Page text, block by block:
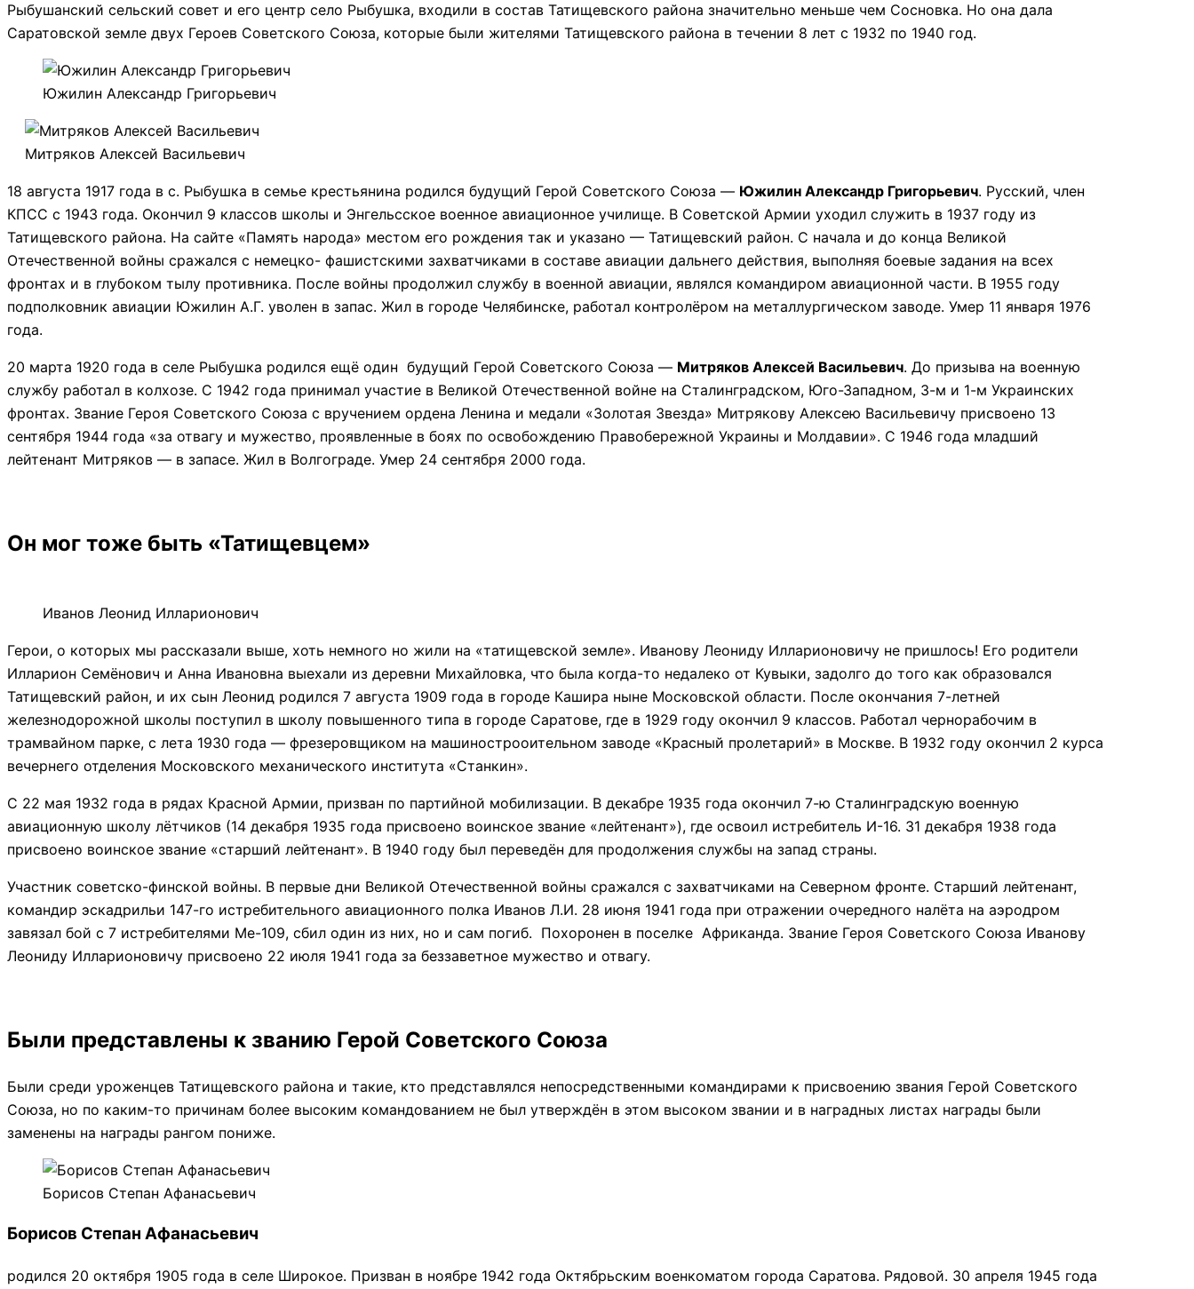
Рыбушанский сельский совет и его центр село Рыбушка, входили в состав Татищевского района значительно меньше чем Сосновка. Но она дала
Саратовской земле двух Героев Советского Союза, которые были жителями Татищевского района в течении 8 лет с 1932 по 1940 год.
Южилин Александр Григорьевич
Митряков Алексей Васильевич
18 августа 1917 года в с. Рыбушка в семье крестьянина родился будущий Герой Советского Союза — Южилин Александр Григорьевич. Русский, член
КПСС с 1943 года. Окончил 9 классов школы и Энгельсское военное авиационное училище. В Советской Армии уходил служить в 1937 году из
Татищевского района. На сайте «Память народа» местом его рождения так и указано — Татищевский район. С начала и до конца Великой
Отечественной войны сражался с немецко- фашистскими захватчиками в составе авиации дальнего действия, выполняя боевые задания на всех
фронтах и в глубоком тылу противника. После войны продолжил службу в военной авиации, являлся командиром авиационной части. В 1955 году
подполковник авиации Южилин А.Г. уволен в запас. Жил в городе Челябинске, работал контролёром на металлургическом заводе. Умер 11 января 1976
года.
20 марта 1920 года в селе Рыбушка родился ещё один будущий Герой Советского Союза — Митряков Алексей Васильевич. До призыва на военную
службу работал в колхозе. С 1942 года принимал участие в Великой Отечественной войне на Сталинградском, Юго-Западном, 3-м и 1-м Украинских
фронтах. Звание Героя Советского Союза с вручением ордена Ленина и медали «Золотая Звезда» Митрякову Алексею Васильевичу присвоено 13
сентября 1944 года «за отвагу и мужество, проявленные в боях по освобождению Правобережной Украины и Молдавии». С 1946 года младший
лейтенант Митряков — в запасе. Жил в Волгограде. Умер 24 сентября 2000 года.
Он мог тоже быть «Татищевцем»
Иванов Леонид Илларионович
Герои, о которых мы рассказали выше, хоть немного но жили на «татищевской земле». Иванову Леониду Илларионовичу не пришлось! Его родители
Илларион Семёнович и Анна Ивановна выехали из деревни Михайловка, что была когда-то недалеко от Кувыки, задолго до того как образовался
Татищевский район, и их сын Леонид родился 7 августа 1909 года в городе Кашира ныне Московской области. После окончания 7-летней
железнодорожной школы поступил в школу повышенного типа в городе Саратове, где в 1929 году окончил 9 классов. Работал чернорабочим в
трамвайном парке, с лета 1930 года — фрезеровщиком на машинострооительном заводе «Красный пролетарий» в Москве. В 1932 году окончил 2 курса
вечернего отделения Московского механического института «Станкин».
С 22 мая 1932 года в рядах Красной Армии, призван по партийной мобилизации. В декабре 1935 года окончил 7-ю Сталинградскую военную
авиационную школу лётчиков (14 декабря 1935 года присвоено воинское звание «лейтенант»), где освоил истребитель И-16. 31 декабря 1938 года
присвоено воинское звание «старший лейтенант». В 1940 году был переведён для продолжения службы на запад страны.
Участник советско-финской войны. В первые дни Великой Отечественной войны сражался с захватчиками на Северном фронте. Старший лейтенант,
командир эскадрильи 147-го истребительного авиационного полка Иванов Л.И. 28 июня 1941 года при отражении очередного налёта на аэродром
завязал бой с 7 истребителями Ме-109, сбил один из них, но и сам погиб. Похоронен в поселке Африканда. Звание Героя Советского Союза Иванову
Леониду Илларионовичу присвоено 22 июля 1941 года за беззаветное мужество и отвагу.
Были представлены к званию Герой Советского Союза
Были среди уроженцев Татищевского района и такие, кто представлялся непосредственными командирами к присвоению звания Герой Советского
Союза, но по каким-то причинам более высоким командованием не был утверждён в этом высоком звании и в наградных листах награды были
заменены на награды рангом пониже.
Борисов Степан Афанасьевич
Борисов Степан Афанасьевич
родился 20 октября 1905 года в селе Широкое. Призван в ноябре 1942 года Октябрьским военкоматом города Саратова. Рядовой. 30 апреля 1945 года